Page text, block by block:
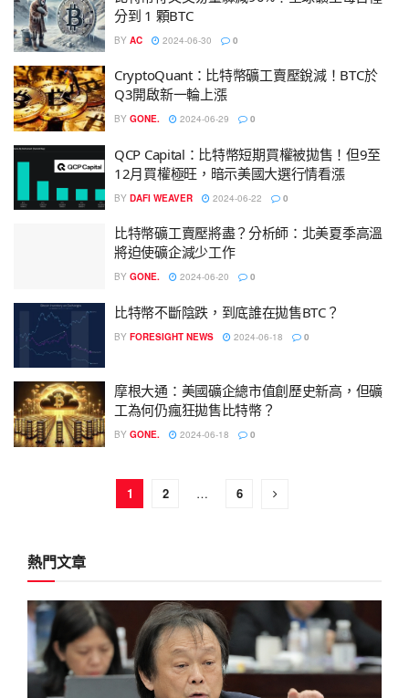
分到 1 顆BTC
BY AC 2024-06-30 0
CryptoQuant：比特幣礦工賣壓銳減！BTC於
Q3開啟新一輪上漲
BY GONE. 2024-06-29 0
QCP Capital：比特幣短期買權被拋售！但9至
12月買權極旺，暗示美國大選行情看漲
BY DAFI WEAVER 2024-06-22 0
比特幣礦工賣壓將盡？分析師：北美夏季高溫
將迫使礦企減少工作
BY GONE. 2024-06-20 0
比特幣不斷陰跌，到底誰在拋售BTC？
BY FORESIGHT NEWS 2024-06-18 0
摩根大通：美國礦企總市值創歷史新高，但礦
工為何仍瘋狂拋售比特幣？
BY GONE. 2024-06-18 0
1 2 … 6
熱門文章